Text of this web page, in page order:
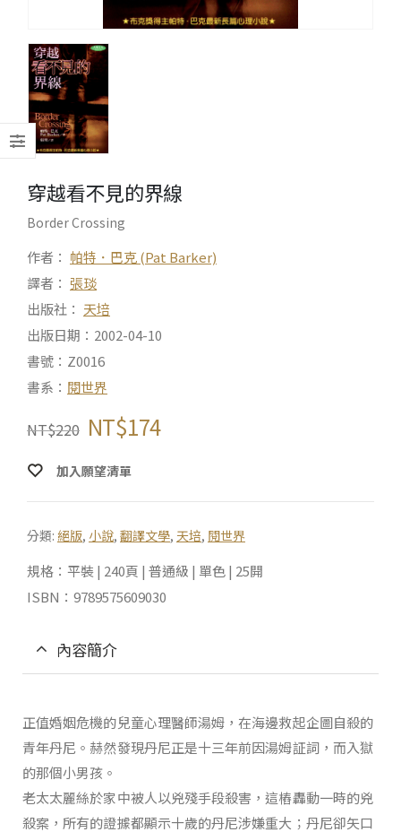
穿越看不見的界線
Border Crossing
作者： 帕特．巴克 (Pat Barker)
譯者： 張琰
出版社： 天培
出版日期：2002-04-10
書號：Z0016
書系： 閱世界
NT$220 NT$174
加入願望清單
分類: 絕版, 小說, 翻譯文學, 天培, 閱世界
規格：平裝 | 240頁 | 普通級 | 單色 | 25開
ISBN：9789575609030
內容簡介
正值婚姻危機的兒童心理醫師湯姆，在海邊救起企圖自殺的
青年丹尼。赫然發現丹尼正是十三年前因湯姆証詞，而入獄
的那個小男孩。
老太太麗絲於家中被人以兇殘手段殺害，這樁轟動一時的兇
殺案，所有的證據都顯示十歲的丹尼涉嫌重大；丹尼卻矢口